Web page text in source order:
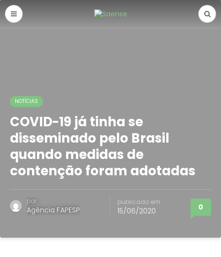
NOTÍCIAS
COVID-19 já tinha se
disseminado pelo Brasil
quando medidas de
contenção foram adotadas
por
Agência FAPESP
publicado em
15/06/2020 0